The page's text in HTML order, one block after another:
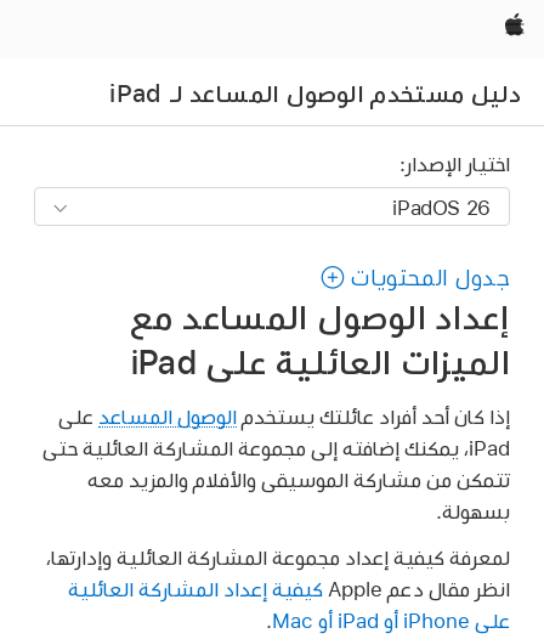
Apple‏
دليل مستخدم الوصول المساعد لـ iPad
اختيار الإصدار:
جدول المحتويات
إعداد الوصول المساعد مع
الميزات العائلية على iPad
إذا كان أحد أفراد عائلتك يستخدم الوصول المساعد على
iPad، يمكنك إضافته إلى مجموعة المشاركة العائلية حتى
تتمكن من مشاركة الموسيقى والأفلام والمزيد معه
بسهولة.
لمعرفة كيفية إعداد مجموعة المشاركة العائلية وإدارتها،
انظر مقال دعم Apple
كيفية إعداد المشاركة العائلية
على iPhone أو iPad أو Mac